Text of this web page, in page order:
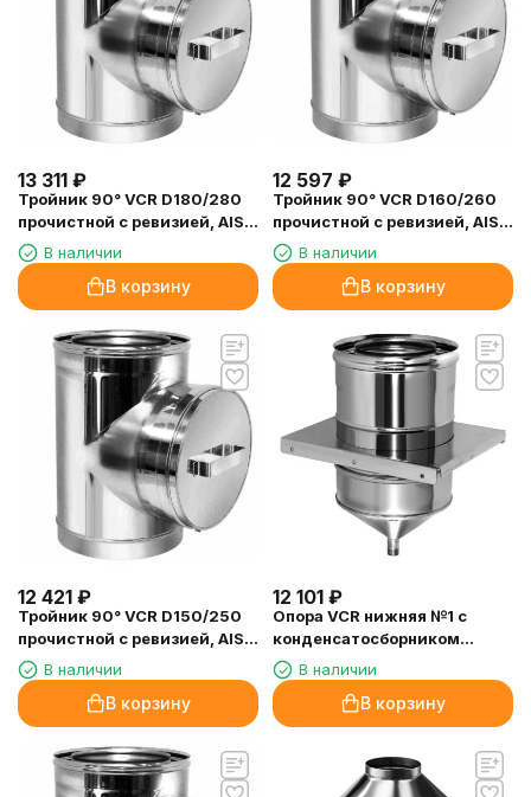
13 311 ₽
Тройник 90° VCR D180/280
прочистной с ревизией, AISI
321/304 (Вулкан)
В наличии
В корзину
12 597 ₽
Тройник 90° VCR D160/260
прочистной с ревизией, AISI
321/304 (Вулкан)
В наличии
В корзину
12 421 ₽
Тройник 90° VCR D150/250
прочистной с ревизией, AISI
321/304 (Вулкан)
В наличии
В корзину
12 101 ₽
Опора VCR нижняя №1 с
конденсатосборником
D250/350, AISI 321/304
(Вулкан)
В наличии
В корзину